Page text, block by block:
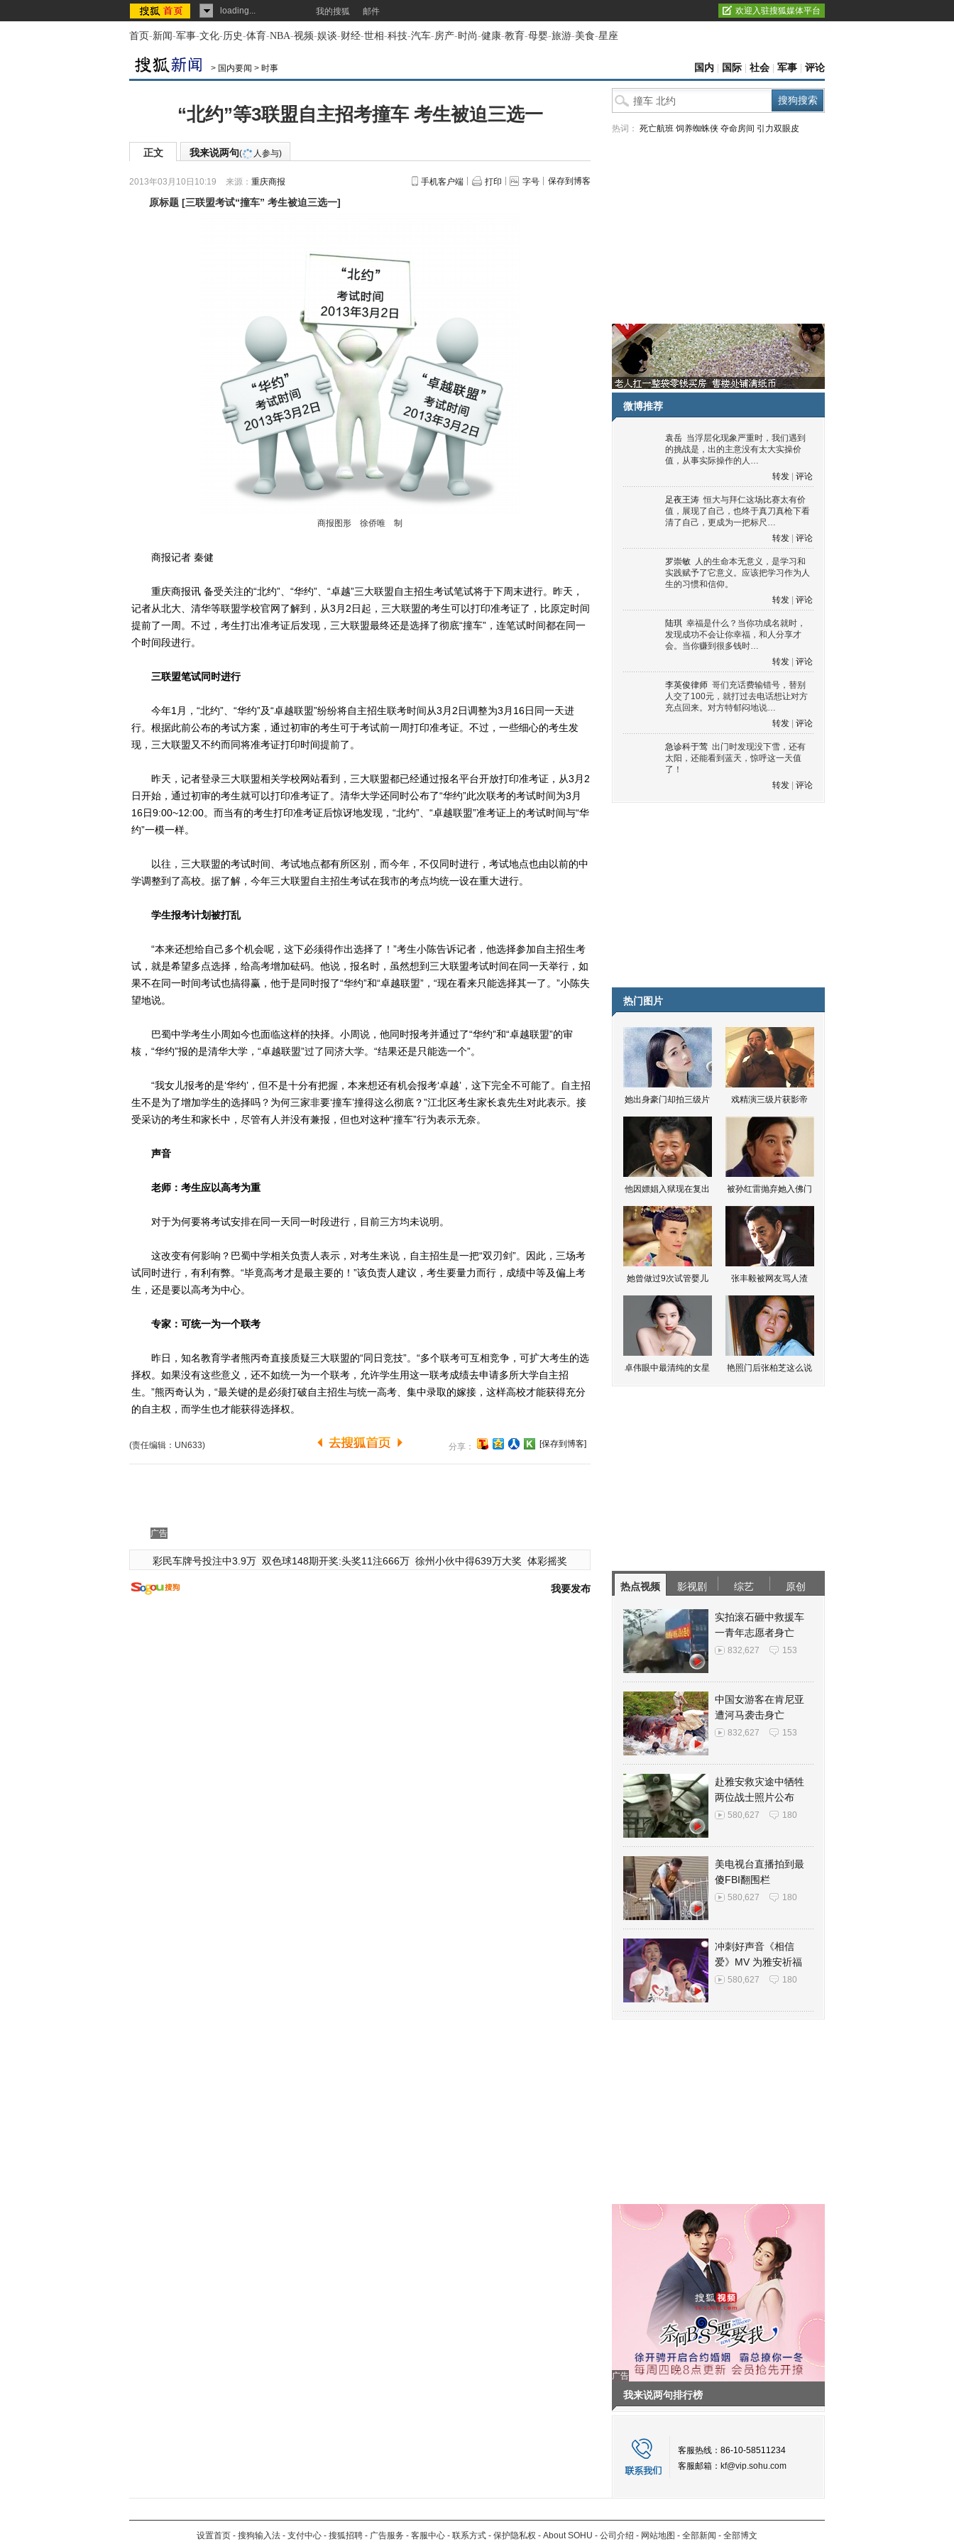
loading... 我的搜狐 邮件 欢迎入驻搜狐媒体平台
首页-新闻-军事-文化-历史-体育-NBA-视频-娱谈-财经-世相-科技-汽车-房产-时尚-健康-教育-母婴-旅游-美食-星座
> 国内要闻 > 时事 国内 国际 社会 军事 评论
“北约”等3联盟自主招考撞车 考生被迫三选一
正文 我来说两句( 人参与)
2013年03月10日10:19 来源： 重庆商报 手机客户端 打印 字号 保存到博客
原标题 [三联盟考试“撞车” 考生被迫三选一]
商报图形 徐侨唯 制
商报记者 秦健
重庆商报讯 备受关注的“北约”、“华约”、“卓越”三大联盟自主招生考试笔试将于下周末进行。昨天，
记者从北大、清华等联盟学校官网了解到，从3月2日起，三大联盟的考生可以打印准考证了，比原定时间
提前了一周。不过，考生打出准考证后发现，三大联盟最终还是选择了彻底“撞车”，连笔试时间都在同一
个时间段进行。
三联盟笔试同时进行
今年1月，“北约”、“华约”及“卓越联盟”纷纷将自主招生联考时间从3月2日调整为3月16日同一天进
行。根据此前公布的考试方案，通过初审的考生可于考试前一周打印准考证。不过，一些细心的考生发
现，三大联盟又不约而同将准考证打印时间提前了。
昨天，记者登录三大联盟相关学校网站看到，三大联盟都已经通过报名平台开放打印准考证，从3月2
日开始，通过初审的考生就可以打印准考证了。清华大学还同时公布了“华约”此次联考的考试时间为3月
16日9:00~12:00。而当有的考生打印准考证后惊讶地发现，“北约”、“卓越联盟”准考证上的考试时间与“华
约”一模一样。
以往，三大联盟的考试时间、考试地点都有所区别，而今年，不仅同时进行，考试地点也由以前的中
学调整到了高校。据了解，今年三大联盟自主招生考试在我市的考点均统一设在重大进行。
学生报考计划被打乱
“本来还想给自己多个机会呢，这下必须得作出选择了！”考生小陈告诉记者，他选择参加自主招生考
试，就是希望多点选择，给高考增加砝码。他说，报名时，虽然想到三大联盟考试时间在同一天举行，如
果不在同一时间考试也搞得赢，他于是同时报了“华约”和“卓越联盟”，“现在看来只能选择其一了。”小陈失
望地说。
巴蜀中学考生小周如今也面临这样的抉择。小周说，他同时报考并通过了“华约”和“卓越联盟”的审
核，“华约”报的是清华大学，“卓越联盟”过了同济大学。“结果还是只能选一个”。
“我女儿报考的是‘华约’，但不是十分有把握，本来想还有机会报考‘卓越’，这下完全不可能了。自主招
生不是为了增加学生的选择吗？为何三家非要‘撞车’撞得这么彻底？”江北区考生家长袁先生对此表示。接
受采访的考生和家长中，尽管有人并没有兼报，但也对这种“撞车”行为表示无奈。
声音
老师：考生应以高考为重
对于为何要将考试安排在同一天同一时段进行，目前三方均未说明。
这改变有何影响？巴蜀中学相关负责人表示，对考生来说，自主招生是一把“双刃剑”。因此，三场考
试同时进行，有利有弊。“毕竟高考才是最主要的！”该负责人建议，考生要量力而行，成绩中等及偏上考
生，还是要以高考为中心。
专家：可统一为一个联考
昨日，知名教育学者熊丙奇直接质疑三大联盟的“同日竞技”。“多个联考可互相竞争，可扩大考生的选
择权。如果没有这些意义，还不如统一为一个联考，允许学生用这一联考成绩去申请多所大学自主招
生。”熊丙奇认为，“最关键的是必须打破自主招生与统一高考、集中录取的嫁接，这样高校才能获得充分
的自主权，而学生也才能获得选择权。
(责任编辑：UN633) 分享： [保存到博客]
广告
彩民车牌号投注中3.9万 双色球148期开奖:头奖11注666万 徐州小伙中得639万大奖 体彩摇奖
我要发布
热词： 死亡航班 饲养蜘蛛侠 夺命房间 引力双眼皮
微博推荐
袁岳 当浮层化现象严重时，我们遇到
的挑战是，出的主意没有太大实操价
值，从事实际操作的人…
转发
评论
足夜王涛 恒大与拜仁这场比赛太有价
值，展现了自己，也终于真刀真枪下看
清了自己，更成为一把标尺…
转发
评论
罗崇敏 人的生命本无意义，是学习和
实践赋予了它意义。应该把学习作为人
生的习惯和信仰。
转发
评论
陆琪 幸福是什么？当你功成名就时，
发现成功不会让你幸福，和人分享才
会。当你赚到很多钱时…
转发
评论
李英俊律师 哥们充话费输错号，替别
人交了100元，就打过去电话想让对方
充点回来。对方特郁闷地说…
转发
评论
急诊科于莺 出门时发现没下雪，还有
太阳，还能看到蓝天，惊呼这一天值
了！
转发
评论
热门图片
她出身豪门却拍三级片 戏精演三级片获影帝
他因嫖娼入狱现在复出 被孙红雷抛弃她入佛门
她曾做过9次试管婴儿 张丰毅被网友骂人渣
卓伟眼中最清纯的女星 艳照门后张柏芝这么说
热点视频 影视剧 综艺 原创
实拍滚石砸中救援车
一青年志愿者身亡
832,627 153
中国女游客在肯尼亚
遭河马袭击身亡
832,627 153
赴雅安救灾途中牺牲
两位战士照片公布
580,627 180
美电视台直播拍到最
傻FBI翻围栏
580,627 180
冲刺好声音《相信
爱》MV 为雅安祈福
580,627 180
广告
我来说两句排行榜
客服热线：86-10-58511234
客服邮箱： kf@vip.sohu.com
设置首页 - 搜狗输入法 - 支付中心 - 搜狐招聘 - 广告服务 - 客服中心 - 联系方式 - 保护隐私权 - About SOHU - 公司介绍 - 网站地图 - 全部新闻 - 全部博文